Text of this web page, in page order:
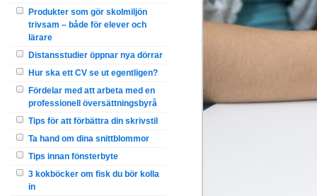
Produkter som gör skolmiljön
trivsam – både för elever och
lärare
Distansstudier öppnar nya dörrar
Hur ska ett CV se ut egentligen?
Fördelar med att arbeta med en
professionell översättningsbyrå
Tips för att förbättra din skrivstil
Ta hand om dina snittblommor
Tips innan fönsterbyte
3 kokböcker om fisk du bör kolla
in